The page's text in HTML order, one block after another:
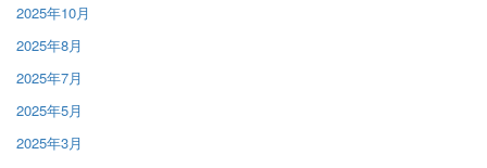
2025年10月
2025年8月
2025年7月
2025年5月
2025年3月